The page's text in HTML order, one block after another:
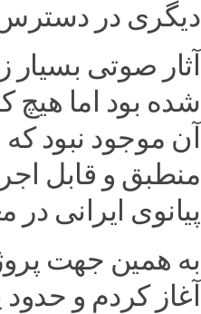
دیگری در
آثار صوتی بسیار
شده بود اما
آن موجود نبود
منطبق و قابل
پیانوی ایرانی
به همین جهت